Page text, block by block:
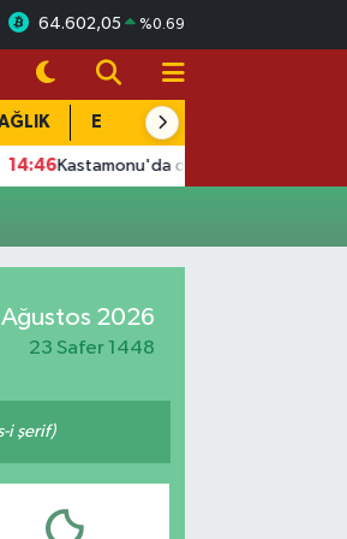
64.602,05 %0.69
EĞİTİM
dehşet gecesi: Komşusunu vurup
2026
23 Safer 1448
i şerif)